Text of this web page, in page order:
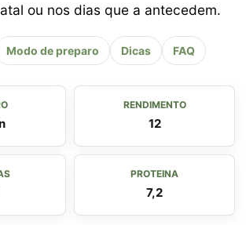
ou nos dias que a antecedem.
Modo de preparo Dicas FAQ
RENDIMENTO
12
PROTEINA
7,2